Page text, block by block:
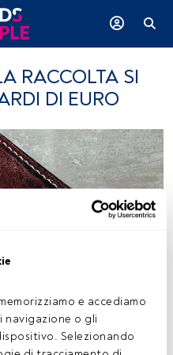
e accediamo
navigazione o gli
Selezionando
RACCOLTA SI
DI EURO